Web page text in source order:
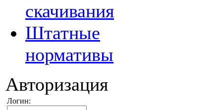
скачивания
Штатные
нормативы
Авторизация
Логин: